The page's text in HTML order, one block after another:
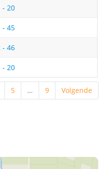
- 20
- 45
- 46
- 20
5 … 9 Volgende